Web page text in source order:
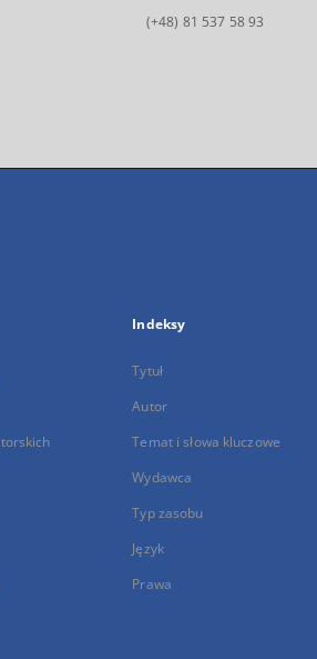
(+48) 81 537 58 93
Indeksy
Tytuł
Autor
Temat i słowa kluczowe
Wydawca
Typ zasobu
Język
Prawa